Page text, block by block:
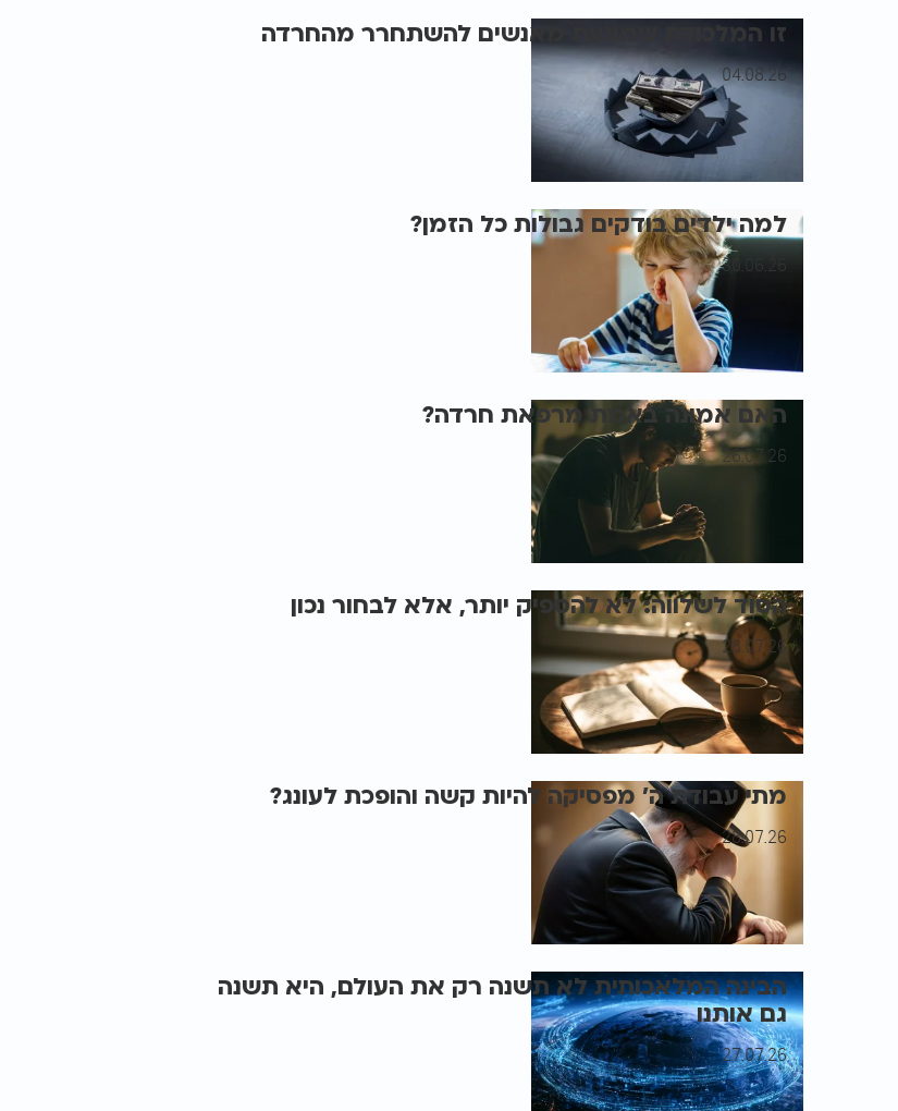
זו המלכודת שמונעת מאנשים להשתחרר מהחרדה
04.08.26
למה ילדים בודקים גבולות כל הזמן?
30.06.26
האם אמונה באמת מרפאת חרדה?
26.07.26
הסוד לשלווה: לא להספיק יותר, אלא לבחור נכון
28.07.26
מתי עבודת ה' מפסיקה להיות קשה והופכת לעונג?
28.07.26
הבינה המלאכותית לא תשנה רק את העולם, היא תשנה
גם אותנו
27.07.26